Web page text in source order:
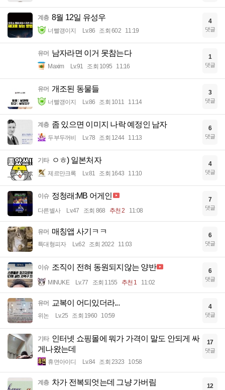
계층 8월 12일 유성우
너빨갱이지 Lv.86 조회 602 11:19
4
댓글
유머 남자라면 이거 못참는다
Maxim Lv.91 조회 1095 11:16
1
댓글
유머 개조된 동물들
너빨갱이지 Lv.86 조회 1011 11:14
3
댓글
계층 좀 있으면 이미지 나락 예정인 남자
두부두꺼비 Lv.78 조회 1244 11:13
6
댓글
기타 ㅇㅎ) 일본처자
제르만크록 Lv.81 조회 1643 11:10
4
댓글
이슈 정청래:MB 어게인
다른별사 Lv.47 조회 868 추천 2 11:08
7
댓글
유머 매칭앱 사기ㅋㅋ
특대형피자 Lv.62 조회 2022 11:03
6
댓글
이슈 조직이 전혀 동원되지않는 양반
MINUKE Lv.77 조회 1155 추천 1 11:02
6
댓글
유머 교복이 어디있더라...
위논 Lv.25 조회 1960 10:59
4
댓글
기타 인터넷 쇼핑몰에 뭐가 가격이 말도 안되게 싸
게나왔는데
휴면아이디 Lv.84 조회 2323 10:58
17
댓글
계층 차가 전복되엇는데 그냥 가버림 12